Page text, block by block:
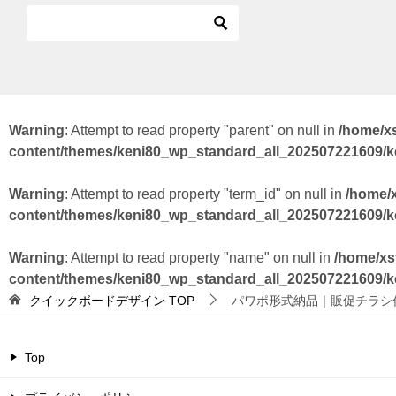
Warning: Attempt to read property "parent" on null in /home/
content/themes/keni80_wp_standard_all_202507221609/
Warning: Attempt to read property "term_id" on null in /home/
content/themes/keni80_wp_standard_all_202507221609/
Warning: Attempt to read property "name" on null in /home/
content/themes/keni80_wp_standard_all_202507221609/
クイックボードデザイン TOP パワポ形式納品｜販促チラシ
Top